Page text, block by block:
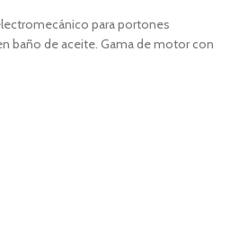
para portones
baño de aceite. Gama de motor con